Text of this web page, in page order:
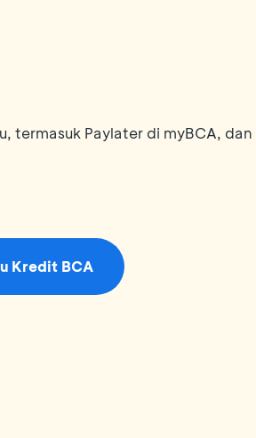
termasuk Paylater di myBCA,
Kredit BCA